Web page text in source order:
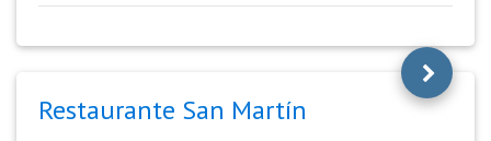
Restaurante San Martín